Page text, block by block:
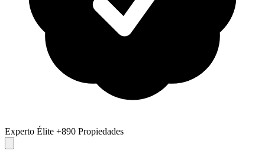
Experto Élite +890 Propiedades